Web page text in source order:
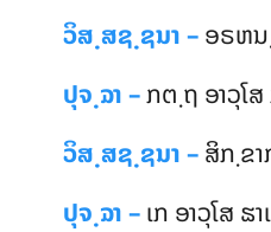
ວິສ຺ສຊ຺ຊນາ –ອຣຫ
ປຸຈ຺ຉາ –ກຕ຺ຖ ອາວຸໂ
ວິສ຺ສຊ຺ຊນາ –ສິກ຺ຂາ
ປຸຈ຺ຉາ –ເກ ອາວຸໂສ ຘ